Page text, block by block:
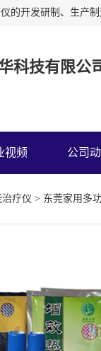
科技有限公
视频 公司
疗仪 > 东莞家用多